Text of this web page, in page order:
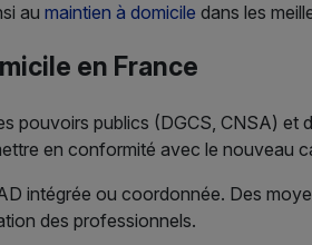
au maintien à domicile dans les
en France
pouvoirs publics (DGCS, CNSA) et
en conformité avec le nouveau
intégrée ou coordonnée. Des
des professionnels.